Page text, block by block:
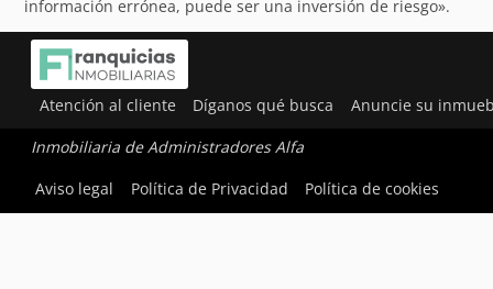
información errónea, puede ser una inversión de riesgo».
Atención al cliente Díganos qué busca Anuncie su
Inmobiliaria de Administradores Alfa
Aviso legal
Política de Privacidad Política de cookies